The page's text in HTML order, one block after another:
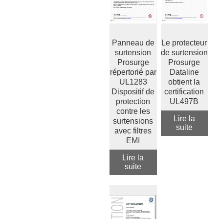
Panneau de
surtension
Prosurge
répertorié par
UL1283
Dispositif de
protection
contre les
surtensions
avec filtres
EMI
Lire la
suite
Le protecteur
de surtension
Prosurge
Dataline
obtient la
certification
UL497B
Lire la
suite